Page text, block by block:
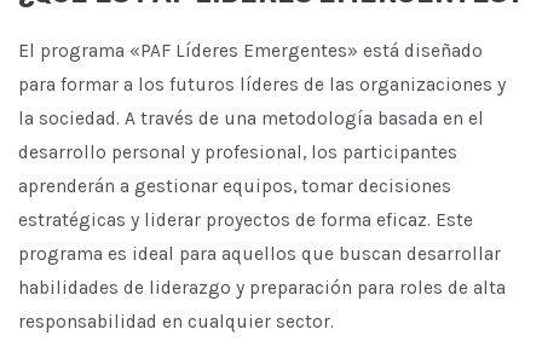
El programa «PAF Líderes Emergentes» está diseñado
para formar a los futuros líderes de las organizaciones y
la sociedad. A través de una metodología basada en el
desarrollo personal y profesional, los participantes
aprenderán a gestionar equipos, tomar decisiones
estratégicas y liderar proyectos de forma eficaz. Este
programa es ideal para aquellos que buscan desarrollar
habilidades de liderazgo y preparación para roles de alta
responsabilidad en cualquier sector.